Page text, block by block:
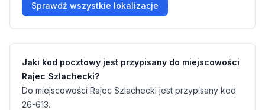
Sprawdź wszystkie lokalizacje
Jaki kod pocztowy jest przypisany do miejscowości
Rajec Szlachecki?
Do miejscowości Rajec Szlachecki jest przypisany kod
26-613.